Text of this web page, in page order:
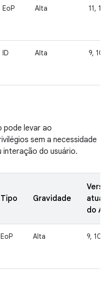
EoP Alta 11, 12
ID Alta 9, 10
pode levar ao
sem a necessidade
interação do usuário.
Tipo Gravidade
do
EoP Alta 9, 10,